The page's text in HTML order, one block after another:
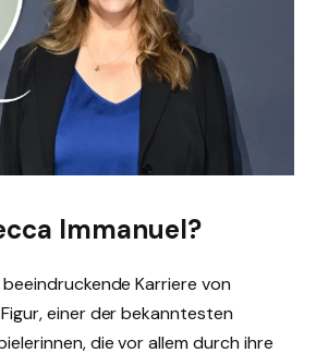
Immanuel?
Karriere von
einer der bekanntesten
die vor allem durch ihre